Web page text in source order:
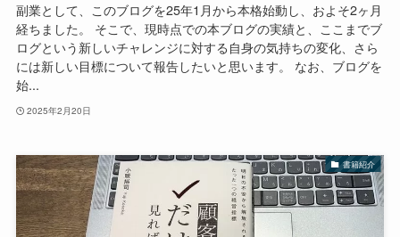
副業として、このブログを25年1月から本格始動し、およそ2ヶ月
経ちました。 そこで、現時点での本ブログの実績と、ここまでブ
ログという新しいチャレンジに対する自身の気持ちの変化、さら
には新しい目標について報告したいと思います。 なお、ブログを
始...
2025年2月20日
書籍紹介